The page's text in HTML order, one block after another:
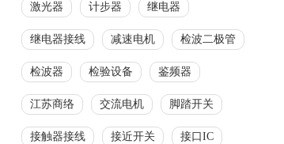
激光器 计步器 继电器
继电器接线 减速电机 检波二极管
检波器 检验设备 鉴频器
江苏商络 交流电机 脚踏开关
接触器接线 接近开关 接口IC